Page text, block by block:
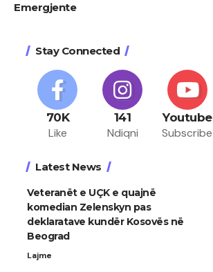
Emergjente
Stay Connected
70K
Like
141
Ndiqni
Youtube
Subscribe
Latest News
Veteranët e UÇK e quajnë
komedian Zelenskyn pas
deklaratave kundër Kosovës në
Beograd
Lajme